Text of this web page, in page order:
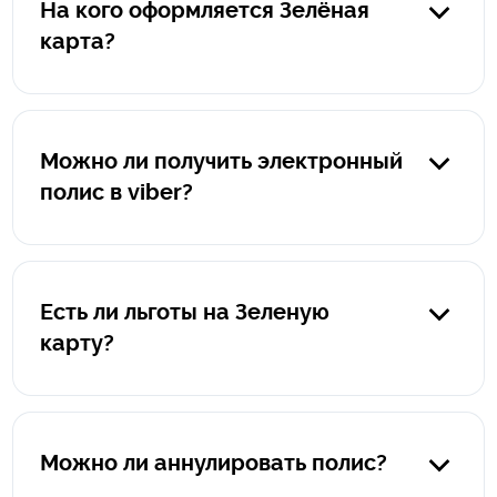
На кого оформляется Зелёная
карта?
Можно ли получить электронный
полис в viber?
электронный полис в pdf-формате, а также памятку "Что
границей".
Есть ли льготы на Зеленую
карту?
выезда за границу не предусмотрены.
Можно ли аннулировать полис?